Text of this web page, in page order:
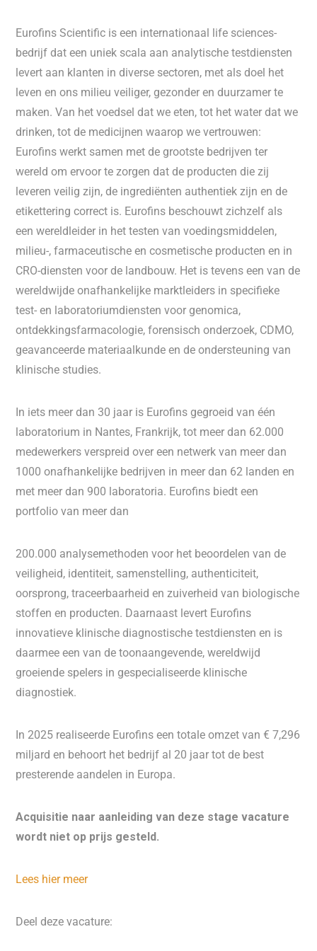
Eurofins Scientific is een internationaal life sciences-
bedrijf dat een uniek scala aan analytische testdiensten
levert aan klanten in diverse sectoren, met als doel het
leven en ons milieu veiliger, gezonder en duurzamer te
maken. Van het voedsel dat we eten, tot het water dat we
drinken, tot de medicijnen waarop we vertrouwen:
Eurofins werkt samen met de grootste bedrijven ter
wereld om ervoor te zorgen dat de producten die zij
leveren veilig zijn, de ingrediënten authentiek zijn en de
etikettering correct is. Eurofins beschouwt zichzelf als
een wereldleider in het testen van voedingsmiddelen,
milieu-, farmaceutische en cosmetische producten en in
CRO-diensten voor de landbouw. Het is tevens een van de
wereldwijde onafhankelijke marktleiders in specifieke
test- en laboratoriumdiensten voor genomica,
ontdekkingsfarmacologie, forensisch onderzoek, CDMO,
geavanceerde materiaalkunde en de ondersteuning van
klinische studies.
In iets meer dan 30 jaar is Eurofins gegroeid van één
laboratorium in Nantes, Frankrijk, tot meer dan 62.000
medewerkers verspreid over een netwerk van meer dan
1000 onafhankelijke bedrijven in meer dan 62 landen en
met meer dan 900 laboratoria. Eurofins biedt een
portfolio van meer dan
200.000 analysemethoden voor het beoordelen van de
veiligheid, identiteit, samenstelling, authenticiteit,
oorsprong, traceerbaarheid en zuiverheid van biologische
stoffen en producten. Daarnaast levert Eurofins
innovatieve klinische diagnostische testdiensten en is
daarmee een van de toonaangevende, wereldwijd
groeiende spelers in gespecialiseerde klinische
diagnostiek.
In 2025 realiseerde Eurofins een totale omzet van € 7,296
miljard en behoort het bedrijf al 20 jaar tot de best
presterende aandelen in Europa.
Acquisitie naar aanleiding van deze stage vacature
wordt niet op prijs gesteld.
Lees hier meer
Deel deze vacature: